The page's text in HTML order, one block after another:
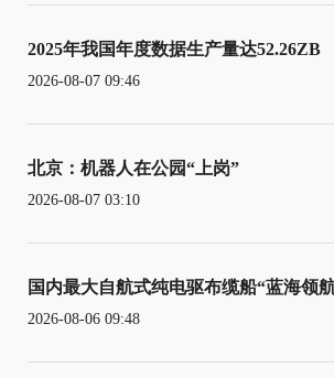
2025年我国年度数据生产量达52.26ZB
2026-08-07 09:46
北京：机器人在公园“上岗”
2026-08-07 03:10
国内最大自航式纯电驱布缆船“蓝海领
2026-08-06 09:48